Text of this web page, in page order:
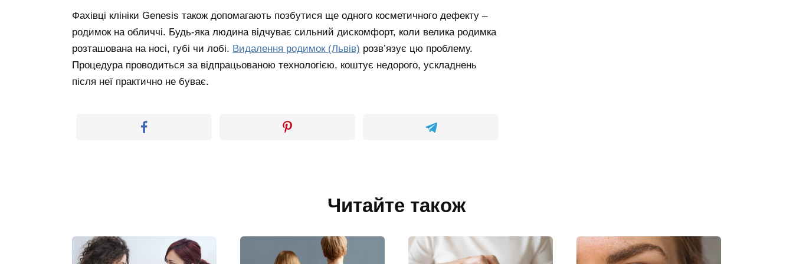
Фахівці клініки Genesis також допомагають позбутися ще одного косметичного дефекту –
родимок на обличчі. Будь-яка людина відчуває сильний дискомфорт, коли велика родимка
розташована на носі, губі чи лобі. Видалення родимок (Львів) розв’язує цю проблему.
Процедура проводиться за відпрацьованою технологією, коштує недорого, ускладнень
після неї практично не буває.
Читайте також